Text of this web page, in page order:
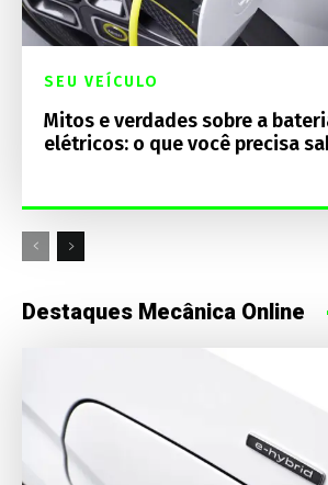
SEU VEÍCULO
Mitos e verdades sobre a
elétricos: o que você precisa
Destaques Mecânica Online